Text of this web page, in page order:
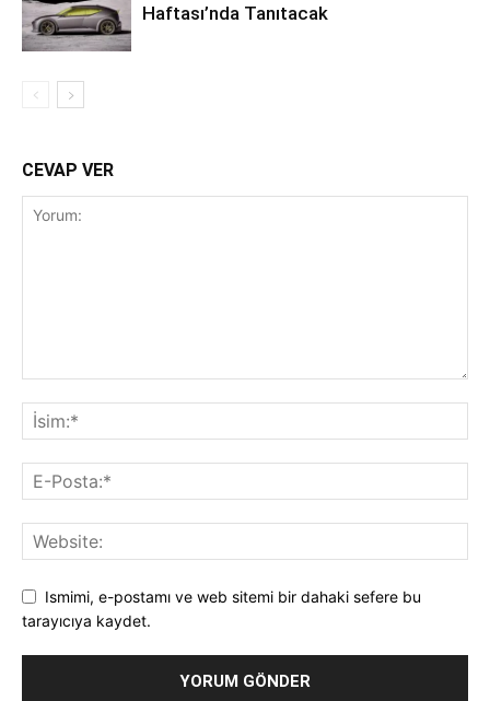
Haftası’nda Tanıtacak
CEVAP VER
Ismimi, e-postamı ve web sitemi bir dahaki sefere bu
tarayıcıya kaydet.